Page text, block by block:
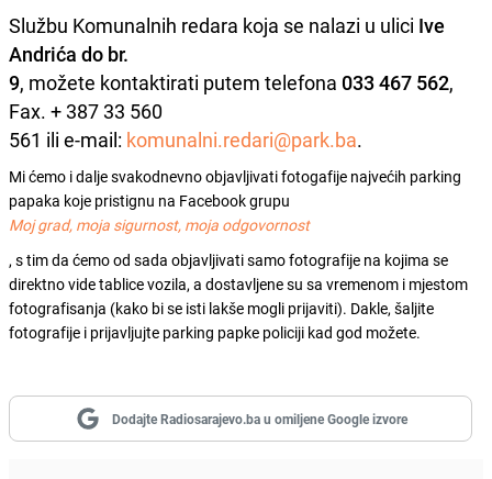
Službu Komunalnih redara koja se nalazi u ulici Ive
Andrića do br.
9, možete kontaktirati putem telefona 033 467 562,
Fax. + 387 33 560
561 ili e-mail: komunalni.redari@park.ba.
Mi ćemo i dalje svakodnevno objavljivati fotogafije najvećih parking
papaka koje pristignu na Facebook grupu
Moj grad, moja sigurnost, moja odgovornost
, s tim da ćemo od sada objavljivati samo fotografije na kojima se
direktno vide tablice vozila, a dostavljene su sa vremenom i mjestom
fotografisanja (kako bi se isti lakše mogli prijaviti). Dakle, šaljite
fotografije i prijavljujte parking papke policiji kad god možete.
Dodajte Radiosarajevo.ba u omiljene Google izvore